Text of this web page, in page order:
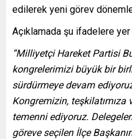
edilerek yeni görev
Açıklamada şu ifadelere
“Milliyetçi Hareket Partisi
kongrelerimizi büyük bir
sürdürmeye devam
Kongremizin, teşkilatımıza
temenni ediyoruz.
göreve seçilen İlçe